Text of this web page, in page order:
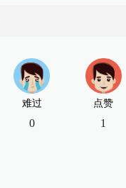
难过
0
点赞
1